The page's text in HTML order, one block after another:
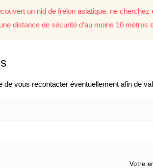
un nid de frelon asiatique, ne
distance de sécurité d'au moins 10 mètres
de vous recontacter éventuellement afin de
Votre